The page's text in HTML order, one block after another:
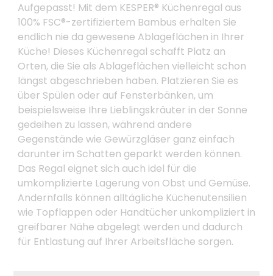
Aufgepasst! Mit dem KESPER® Küchenregal aus
100% FSC®-zertifiziertem Bambus erhalten Sie
endlich nie da gewesene Ablageflächen in Ihrer
Küche! Dieses Küchenregal schafft Platz an
Orten, die Sie als Ablageflächen vielleicht schon
längst abgeschrieben haben. Platzieren Sie es
über Spülen oder auf Fensterbänken, um
beispielsweise Ihre Lieblingskräuter in der Sonne
gedeihen zu lassen, während andere
Gegenstände wie Gewürzgläser ganz einfach
darunter im Schatten geparkt werden können.
Das Regal eignet sich auch idel für die
umkomplizierte Lagerung von Obst und Gemüse.
Andernfalls können alltägliche Küchenutensilien
wie Topflappen oder Handtücher unkompliziert in
greifbarer Nähe abgelegt werden und dadurch
für Entlastung auf Ihrer Arbeitsfläche sorgen.